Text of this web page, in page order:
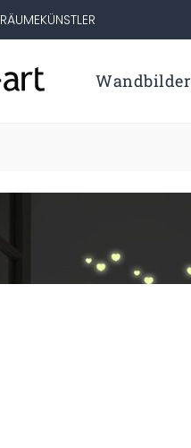
RÄUMEKÜNSTLER
Wandbilder